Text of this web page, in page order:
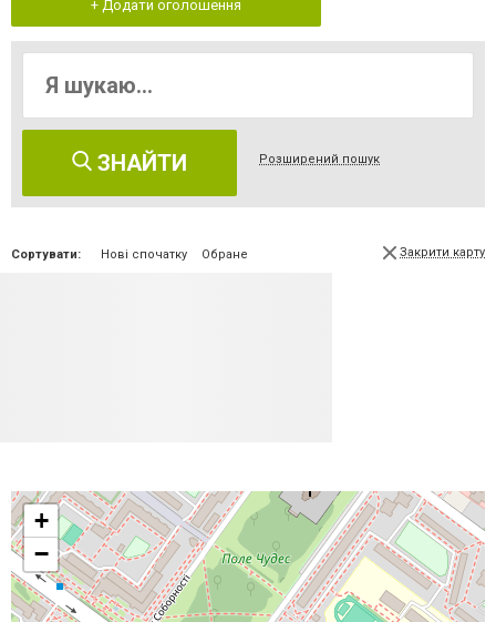
+ Додати оголошення
ЗНАЙТИ Розширений пошук
Сортувати: Нові спочатку Обране Закрити карту
+
−